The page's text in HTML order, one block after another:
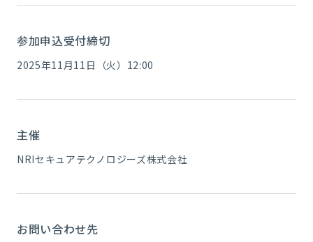
参加申込受付締切
2025年11月11日（火）12:00
主催
NRIセキュアテクノロジーズ株式会社
お問い合わせ先